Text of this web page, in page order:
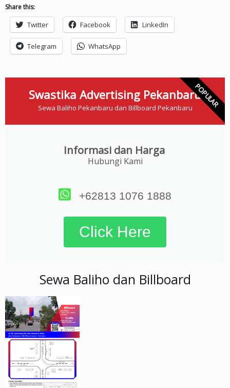
Share this:
Twitter Facebook LinkedIn
Telegram WhatsApp
Swastika Advertising Pekanbaru
Sewa Baliho Pekanbaru dan Billboard Pekanbaru
Informasi dan Harga
Hubungi Kami
+62813 1076 1888
Click Here
POPULAR
Sewa Baliho dan Billboard